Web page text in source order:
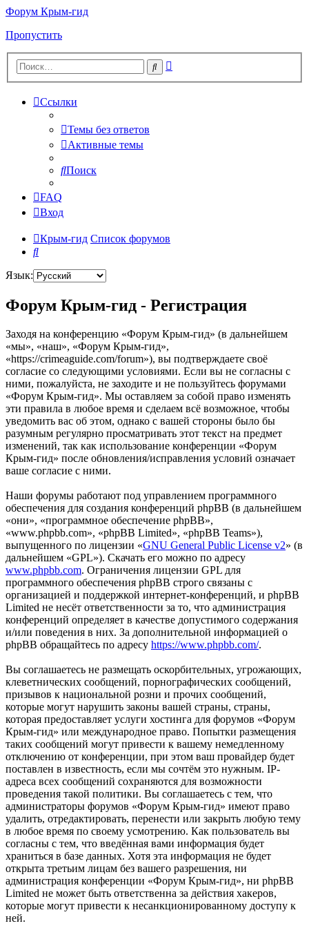
Форум Крым-гид
Пропустить
Поиск
Ссылки
Темы без ответов
Активные темы
Поиск
FAQ
Вход
Крым-гид Список форумов
Поиск
Язык:
Форум Крым-гид - Регистрация
Заходя на конференцию «Форум Крым-гид» (в дальнейшем
«мы», «наш», «Форум Крым-гид»,
«https://crimeaguide.com/forum»), вы подтверждаете своё
согласие со следующими условиями. Если вы не согласны с
ними, пожалуйста, не заходите и не пользуйтесь форумами
«Форум Крым-гид». Мы оставляем за собой право изменять
эти правила в любое время и сделаем всё возможное, чтобы
уведомить вас об этом, однако с вашей стороны было бы
разумным регулярно просматривать этот текст на предмет
изменений, так как использование конференции «Форум
Крым-гид» после обновления/исправления условий означает
ваше согласие с ними.
Наши форумы работают под управлением программного
обеспечения для создания конференций phpBB (в дальнейшем
«они», «программное обеспечение phpBB»,
«www.phpbb.com», «phpBB Limited», «phpBB Teams»),
выпущенного по лицензии «GNU General Public License v2» (в
дальнейшем «GPL»). Скачать его можно по адресу
www.phpbb.com. Ограничения лицензии GPL для
программного обеспечения phpBB строго связаны с
организацией и поддержкой интернет-конференций, и phpBB
Limited не несёт ответственности за то, что администрация
конференций определяет в качестве допустимого содержания
и/или поведения в них. За дополнительной информацией о
phpBB обращайтесь по адресу https://www.phpbb.com/.
Вы соглашаетесь не размещать оскорбительных, угрожающих,
клеветнических сообщений, порнографических сообщений,
призывов к национальной розни и прочих сообщений,
которые могут нарушить законы вашей страны, страны,
которая предоставляет услуги хостинга для форумов «Форум
Крым-гид» или международное право. Попытки размещения
таких сообщений могут привести к вашему немедленному
отключению от конференции, при этом ваш провайдер будет
поставлен в известность, если мы сочтём это нужным. IP-
адреса всех сообщений сохраняются для возможности
проведения такой политики. Вы соглашаетесь с тем, что
администраторы форумов «Форум Крым-гид» имеют право
удалить, отредактировать, перенести или закрыть любую тему
в любое время по своему усмотрению. Как пользователь вы
согласны с тем, что введённая вами информация будет
храниться в базе данных. Хотя эта информация не будет
открыта третьим лицам без вашего разрешения, ни
администрация конференции «Форум Крым-гид», ни phpBB
Limited не может быть ответственна за действия хакеров,
которые могут привести к несанкционированному доступу к
ней.